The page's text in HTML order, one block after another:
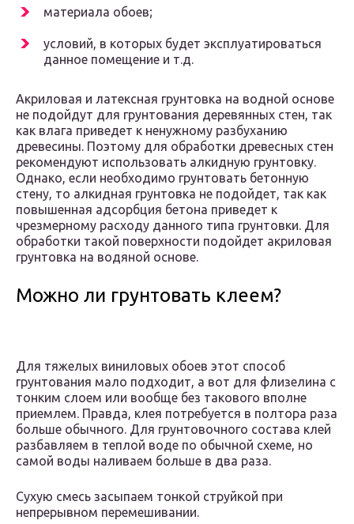
материала обоев;
условий, в которых будет эксплуатироваться
данное помещение и т.д.
Акриловая и латексная грунтовка на водной основе
не подойдут для грунтования деревянных стен, так
как влага приведет к ненужному разбуханию
древесины. Поэтому для обработки древесных стен
рекомендуют использовать алкидную грунтовку.
Однако, если необходимо грунтовать бетонную
стену, то алкидная грунтовка не подойдет, так как
повышенная адсорбция бетона приведет к
чрезмерному расходу данного типа грунтовки. Для
обработки такой поверхности подойдет акриловая
грунтовка на водяной основе.
Можно ли грунтовать клеем?
Для тяжелых виниловых обоев этот способ
грунтования мало подходит, а вот для флизелина с
тонким слоем или вообще без такового вполне
приемлем. Правда, клея потребуется в полтора раза
больше обычного. Для грунтовочного состава клей
разбавляем в теплой воде по обычной схеме, но
самой воды наливаем больше в два раза.
Сухую смесь засыпаем тонкой струйкой при
непрерывном перемешивании.